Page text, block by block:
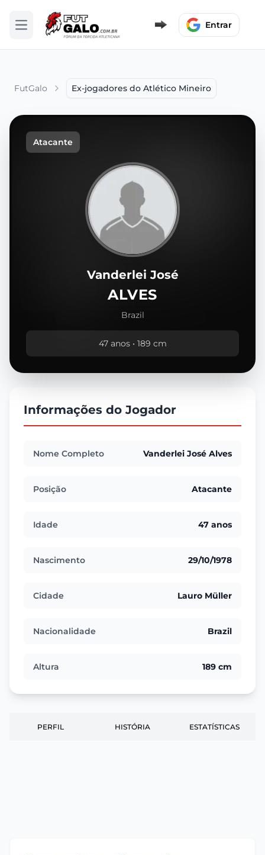
Abrir menu Entrar
FutGalo Ex-jogadores do Atlético Mineiro
Atacante
Vanderlei José
ALVES
Brazil
47 anos • 189 cm
Informações do Jogador
Nome Completo Vanderlei José Alves
Posição Atacante
Idade 47 anos
Nascimento 29/10/1978
Cidade Lauro Müller
Nacionalidade Brazil
Altura 189 cm
PERFIL HISTÓRIA ESTATÍSTICAS